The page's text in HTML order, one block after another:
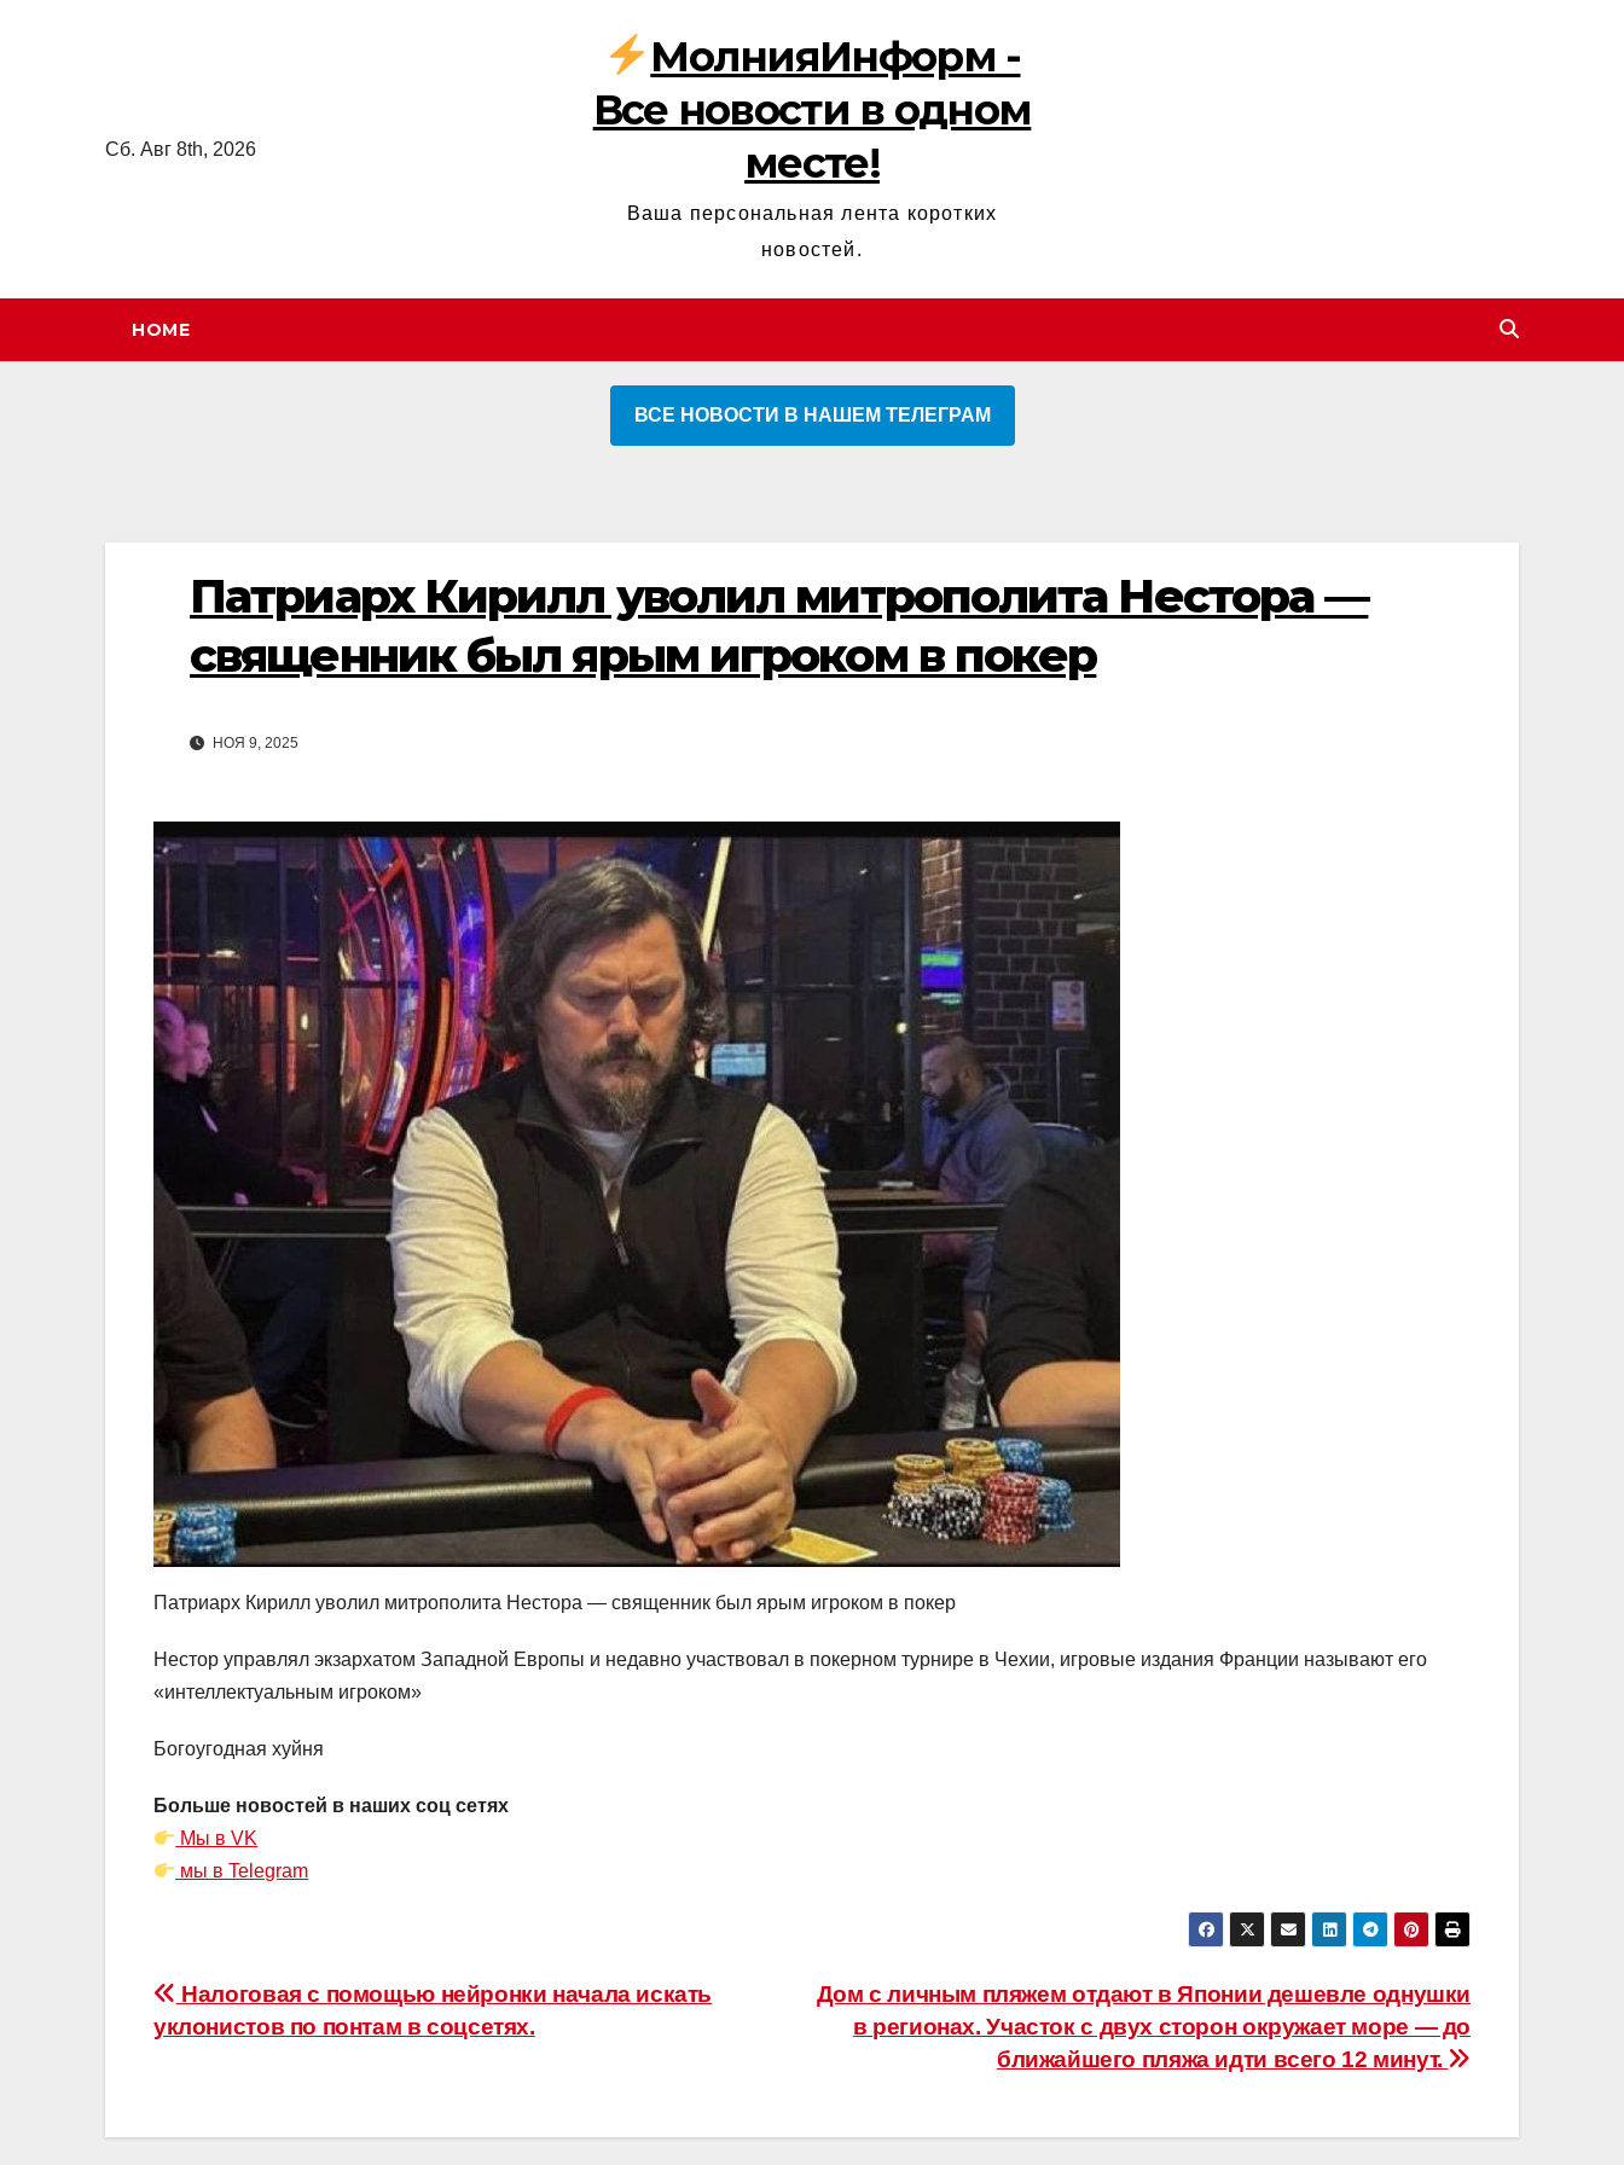
Сб. Авг 8th, 2026
МолнияИнформ -
Все новости в одном
месте!
Ваша персональная лента коротких
новостей.
HOME
ВСЕ НОВОСТИ В НАШЕМ ТЕЛЕГРАМ
Патриарх Кирилл уволил митрополита Нестора —
священник был ярым игроком в покер
НОЯ 9, 2025
Патриарх Кирилл уволил митрополита Нестора — священник был ярым игроком в покер
Нестор управлял экзархатом Западной Европы и недавно участвовал в покерном турнире в Чехии, игровые издания Франции называют его
«интеллектуальным игроком»
Богоугодная хуйня
Больше новостей в наших соц сетях
Мы в VK
мы в Telegram
Навигация
по
Дом с личным пляжем отдают в Японии дешевле однушки
в регионах. Участок с двух сторон окружает море — до
ближайшего пляжа идти всего 12 минут.
Налоговая с помощью нейронки начала искать
уклонистов по понтам в соцсетях.